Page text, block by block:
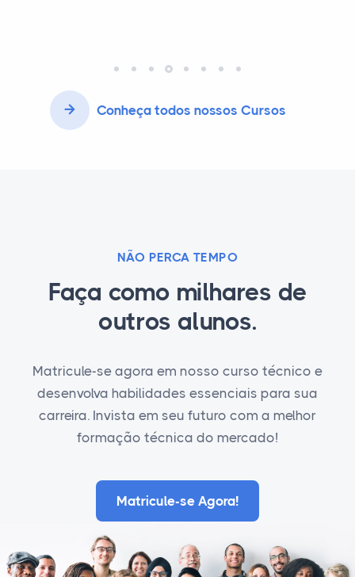
Conheça todos nossos Cursos
NÃO PERCA TEMPO
Faça como milhares de
outros alunos.
Matricule-se agora em nosso curso técnico e
desenvolva habilidades essenciais para sua
carreira. Invista em seu futuro com a melhor
formação técnica do mercado!
Matricule-se Agora!